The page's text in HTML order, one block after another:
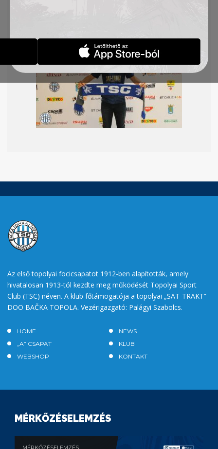
Az első topolyai focicsapatot 1912-ben alapították, amely
hivatalosan 1913-tól kezdte meg működését Topolyai Sport
Club (TSC) néven. A klub főtámogatója a topolyai „SAT-TRAKT”
DOO BAČKA TOPOLA. Vezérigazgató: Palágyi Szabolcs.
HOME
NEWS
„A” CSAPAT
KLUB
WEBSHOP
KONTAKT
MÉRKŐZÉSELEMZÉS
MÉRKŐZÉSELEMZÉS